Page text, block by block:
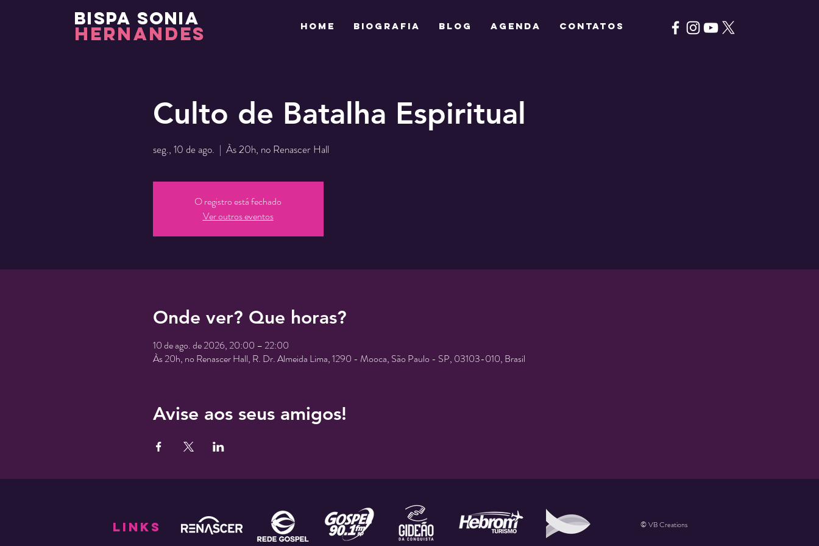
HOME BIOGRAFIA BLOG AGENDA CONTATOS
BISPA SONIA
HERNANDES
Culto de Batalha Espiritual
seg., 10 de ago.
  |
Às 20h, no Renascer Hall
O registro está fechado
Ver outros eventos
Onde ver? Que horas?
10 de ago. de 2026, 20:00 – 22:00
Às 20h, no Renascer Hall, R. Dr. Almeida Lima, 1290 - Mooca, São Paulo - SP, 03103-010, Brasil
Avise aos seus amigos!
links © VB Creations